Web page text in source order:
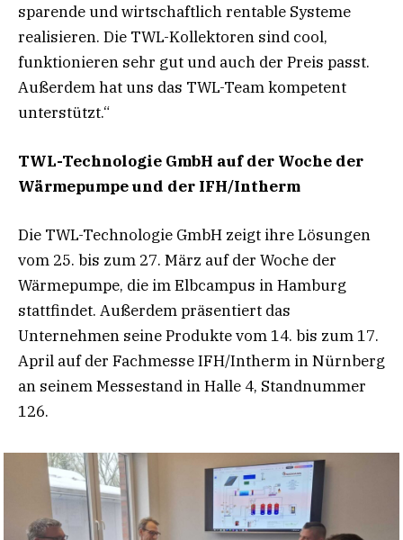
sparende und wirtschaftlich rentable Systeme
realisieren. Die TWL-Kollektoren sind cool,
funktionieren sehr gut und auch der Preis passt.
Außerdem hat uns das TWL-Team kompetent
unterstützt.“
TWL-Technologie GmbH auf der Woche der
Wärmepumpe und der IFH/Intherm
Die TWL-Technologie GmbH zeigt ihre Lösungen
vom 25. bis zum 27. März auf der Woche der
Wärmepumpe, die im Elbcampus in Hamburg
stattfindet. Außerdem präsentiert das
Unternehmen seine Produkte vom 14. bis zum 17.
April auf der Fachmesse IFH/Intherm in Nürnberg
an seinem Messestand in Halle 4, Standnummer
126.